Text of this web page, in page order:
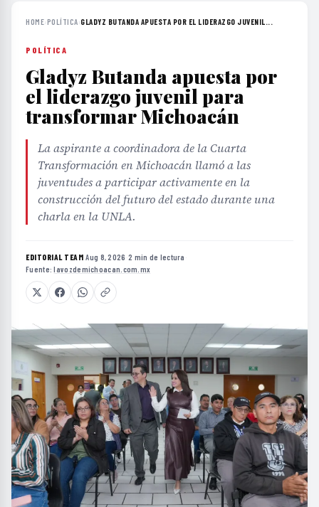
HOME›POLÍTICA›GLADYZ BUTANDA APUESTA POR EL LIDERAZGO JUVENIL...
POLÍTICA
Gladyz Butanda apuesta por
el liderazgo juvenil para
transformar Michoacán
La aspirante a coordinadora de la Cuarta
Transformación en Michoacán llamó a las
juventudes a participar activamente en la
construcción del futuro del estado durante una
charla en la UNLA.
EDITORIAL TEAM·Aug 8, 2026 ·2 min de lectura ·
Fuente:lavozdemichoacan.com.mx